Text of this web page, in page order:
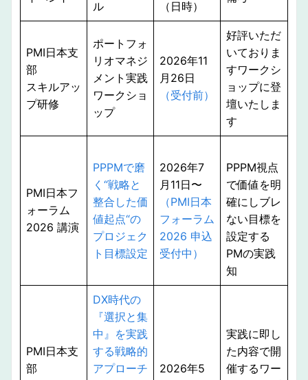
ル （日時）
PMI日本支
部
スキルアッ
プ研修
ポートフォ
リオマネジ
メント実践
ワークショ
ップ
2026年11
月26日
（受付前）
好評いただ
いておりま
すワークシ
ョップに登
壇いたしま
す
PMI日本フ
ォーラム
2026 講演
PPPMで磨
く“戦略と
整合した価
値起点“の
プロジェク
ト目標設定
2026年7
月11日〜
（PMI日本
フォーラム
2026 申込
受付中）
PPPM視点
で価値を明
確にしブレ
ない目標を
設定する
PMの実践
知
PMI日本支
部
DX時代の
『選択と集
中』を実践
する戦略的
アプローチ
2026年5
実践に即し
た内容で開
催するワー